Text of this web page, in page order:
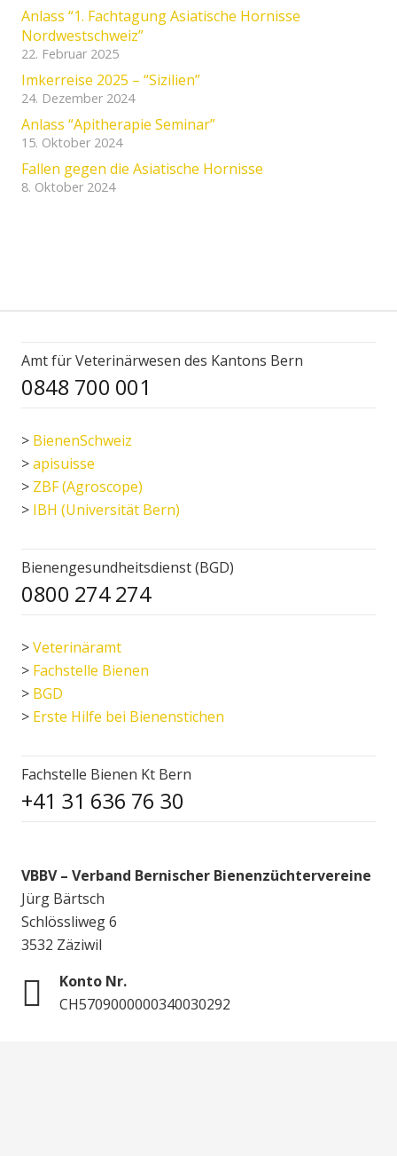
Anlass “1. Fachtagung Asiatische Hornisse
Nordwestschweiz”
22. Februar 2025
Imkerreise 2025 – “Sizilien”
24. Dezember 2024
Anlass “Apitherapie Seminar”
15. Oktober 2024
Fallen gegen die Asiatische Hornisse
8. Oktober 2024
Amt für Veterinärwesen des Kantons Bern
0848 700 001
> BienenSchweiz
>apisuisse
> ZBF (Agroscope)
> IBH (Universität Bern)
Bienengesundheitsdienst (BGD)
0800 274 274
>Veterinäramt
> Fachstelle Bienen
> BGD
> Erste Hilfe bei Bienenstichen
Fachstelle Bienen Kt Bern
+41 31 636 76 30
VBBV – Verband Bernischer Bienenzüchtervereine
Jürg Bärtsch
Schlössliweg 6
3532 Zäziwil
Konto Nr.
CH5709000000340030292